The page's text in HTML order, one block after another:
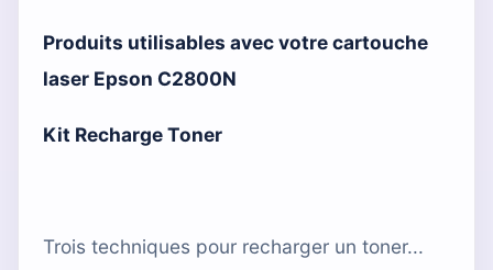
Produits utilisables avec votre cartouche
laser Epson C2800N
Kit Recharge Toner
Trois techniques pour recharger un toner...